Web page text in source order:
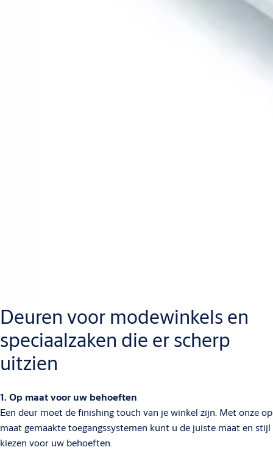
Deuren voor modewinkels en
speciaalzaken die er scherp
uitzien
1. Op maat voor uw behoeften
Een deur moet de finishing touch van je winkel zijn. Met onze op
maat gemaakte toegangssystemen kunt u de juiste maat en stijl
kiezen voor uw behoeften.